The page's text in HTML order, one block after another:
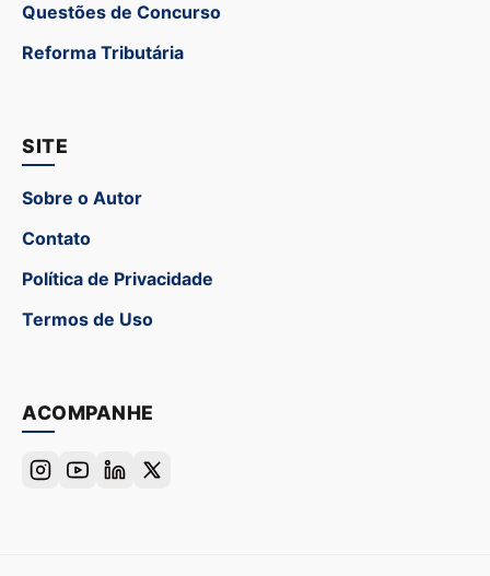
Questões de Concurso
Reforma Tributária
SITE
Sobre o Autor
Contato
Política de Privacidade
Termos de Uso
ACOMPANHE